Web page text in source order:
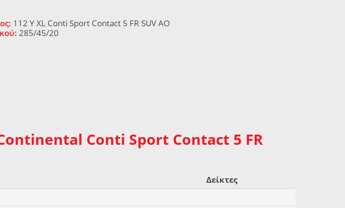
112 Y XL Conti Sport Contact 5 FR SUV AO
285/45/20
Conti Sport Contact 5 FR
Δείκτες